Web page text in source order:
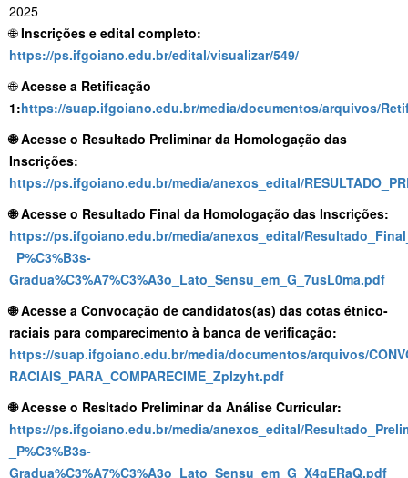
2025
🌐Inscrições e edital completo:
https://ps.ifgoiano.edu.br/edital/visualizar/549/
🌐Acesse a Retificação
1:https://suap.ifgoiano.edu.br/media/documentos/arquivos/
🌐 Acesse o Resultado Preliminar da Homologação das
Inscrições:
https://ps.ifgoiano.edu.br/media/anexos_edital/
🌐 Acesse o Resultado Final da Homologação das Inscrições:
https://ps.ifgoiano.edu.br/media/anexos_edital/
_P%C3%B3s-
Gradua%C3%A7%C3%A3o_Lato_Sensu_em_G_7usL0ma.pdf
🌐 Acesse a Convocação de candidatos(as) das cotas étnico-
raciais para comparecimento à banca de verificação:
https://suap.ifgoiano.edu.br/media/documentos/arquivos/
RACIAIS_PARA_COMPARECIME_Zplzyht.pdf
🌐 Acesse o Resltado Preliminar da Análise Curricular:
https://ps.ifgoiano.edu.br/media/anexos_edital/
_P%C3%B3s-
Gradua%C3%A7%C3%A3o_Lato_Sensu_em_G_X4gERaQ.pdf